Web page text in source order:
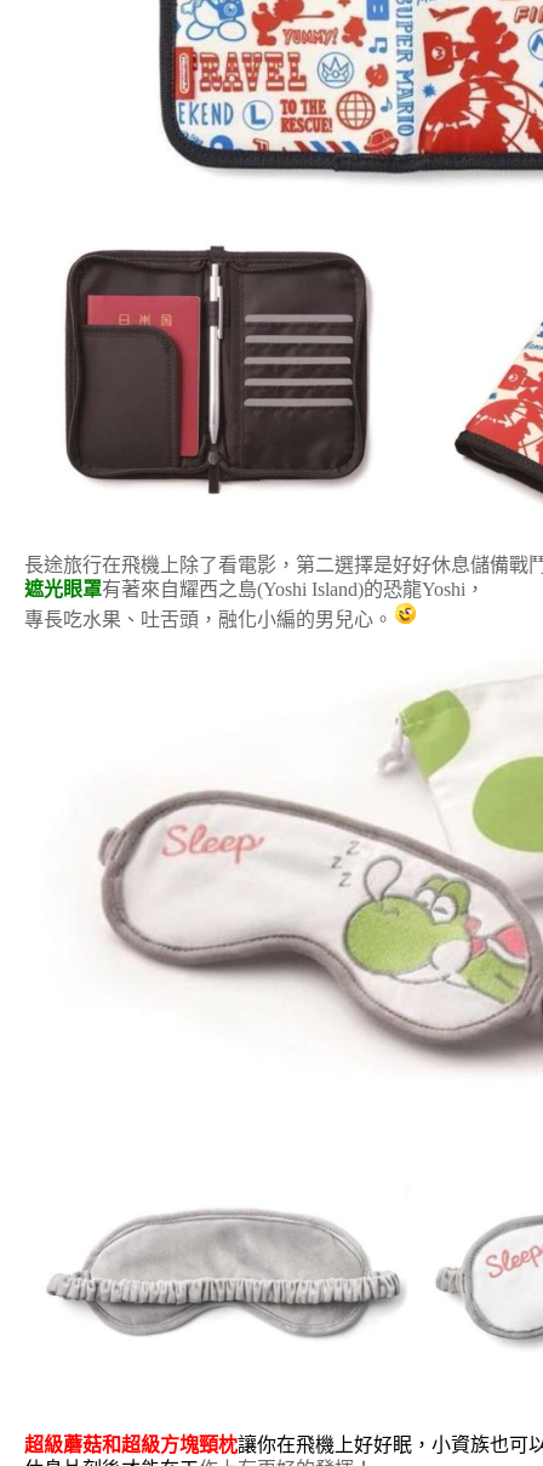
長途旅行在飛機上除了看電影，第二選擇是好好休息儲備戰
遮光眼罩有著來自耀西之島(Yoshi Island)的恐龍Yoshi，
專長吃水果、吐舌頭，融化小編的男兒心。
超級蘑菇和超級方塊頸枕讓你在飛機上好好眠，小資族也可